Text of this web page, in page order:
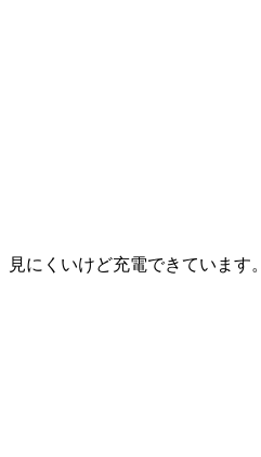
見にくいけど充電できています。